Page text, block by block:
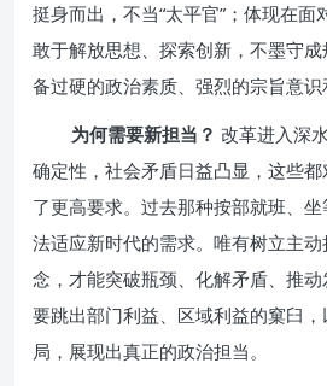
挺身而出，不当“太平官”；体现在面
敢于解放思想、探索创新，不墨守
备过硬的政治素质、强烈的宗旨意识
为何需要新担当？ 改革进入深
确定性，社会矛盾日益凸显，这些
了更高要求。过去那种按部就班、
法适应新时代的需求。唯有树立主
念，才能突破瓶颈、化解矛盾、推
要跳出部门利益、区域利益的窠臼
局，展现出真正的政治担当。